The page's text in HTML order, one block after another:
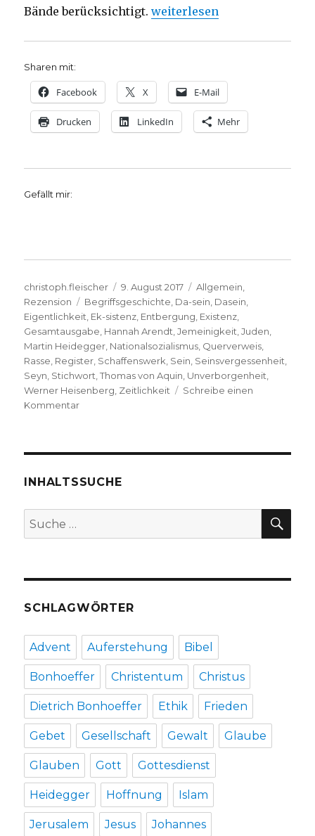
Bände berücksichtigt.„Registerband zur
weiterlesen
Sharen mit:
Facebook X E-Mail
Drucken LinkedIn Mehr
Gefällt mir:
Autor
christoph.fleischer
Veröffentlicht
am
9. August 2017 Kategorien
Allgemein
Rezension
Schlagwörter
Begriffsgeschichte Da-sein Dasein
Eigentlichkeit Ek-sistenz Entbergung Existenz
Gesamtausgabe Hannah Arendt ,Jemeinigkeit ,Juden
Martin Heidegger Nationalsozialismus Querverweis
Rasse Register Schaffenswerk Sein Seinsvergessenheit
Seyn Stichwort ,Thomas von Aquin Unverborgenheit
Werner Heisenberg Zeitlichkeit
Schreibe einen
Kommentarzu
Rezension
Konrad
Hamm
INHALTSSUCHE
Suche
nach:
SCHLAGWÖRTER
Advent Auferstehung Bibel
Bonhoeffer Christentum Christus
Dietrich Bonhoeffer Ethik Frieden
Gebet Gesellschaft Gewalt Glaube
Glauben Gott Gottesdienst
Heidegger Hoffnung Islam
Jerusalem Jesus Johannes